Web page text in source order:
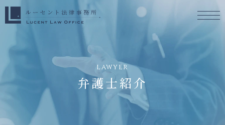
lawyer
弁護士紹介